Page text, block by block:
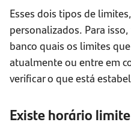
Esses dois tipos de
personalizados. Para
banco quais os limites
atualmente ou entre em
verificar o que está
Existe horário